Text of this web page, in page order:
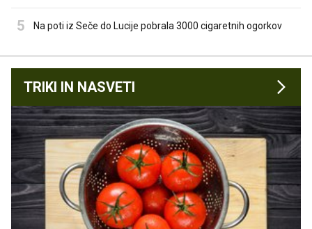
Na poti iz Seče do Lucije pobrala 3000 cigaretnih ogorkov
TRIKI IN NASVETI